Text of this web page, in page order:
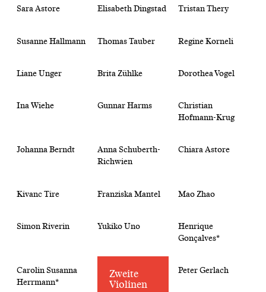
Sara Astore Elisabeth Dingstad Tristan Thery
Susanne Hallmann Thomas Tauber Regine Korneli
Liane Unger Brita Zühlke Dorothea Vogel
Ina Wiehe Gunnar Harms
Christian
Hofmann-Krug
Johanna Berndt
Anna Schuberth-
Richwien
Chiara Astore
Kivanc Tire Franziska Mantel Mao Zhao
Simon Riverin Yukiko Uno
Henrique
Gonçalves*
Carolin Susanna
Herrmann*
Zweite
Violinen
Peter Gerlach